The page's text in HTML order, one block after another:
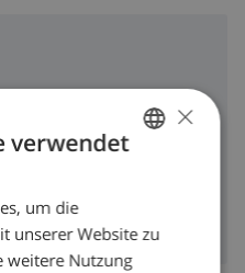
DUTCH
×
verwendet
um die
unserer Website zu
weitere Nutzung